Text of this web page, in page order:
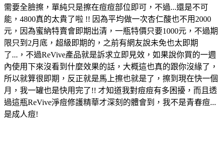
需要全臉擦，單純只是擦在痘痘部位即可，不過...還是不可
能，4800真的太貴了啦 !! 因為平均做一次杏仁酸也不用2000
元，因為蜜納特賣會即期出清，一瓶特價只要1000元，不過期
限只到2月底，超級即期的，之前有網友說未免也太即期
了...，不過ReVive產品就是訴求立即見效，如果說你買的一週
內使用下來沒看到什麼效果的話，大概這也真的跟你沒緣了，
所以就算很即期，反正就是馬上擦也就是了，擦到現在快一個
月，我一罐也是快用完了!! 才知道我對痘痘有多困擾，而且透
過這瓶ReVive淨痘修護精華才深刻的體會到，我不是青春痘...
是成人痘!